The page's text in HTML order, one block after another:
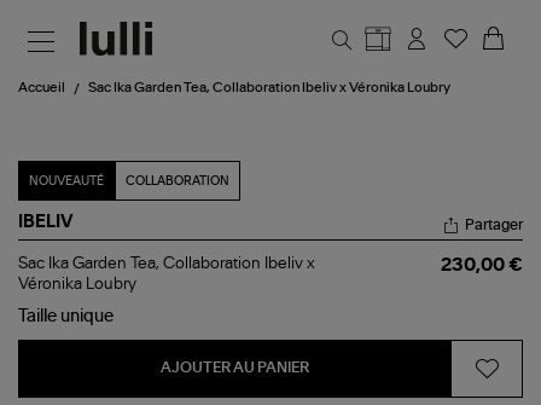
Accueil Sac Ika Garden Tea, Collaboration Ibeliv x Véronika Loubry
NOUVEAUTÉ COLLABORATION
IBELIV
Sac
Ika
Tea,
Collaboration
Véronika
Partager
Sac Ika Garden Tea, Collaboration Ibeliv x
Véronika Loubry
230,00 €
Taille unique
AJOUTER AU PANIER